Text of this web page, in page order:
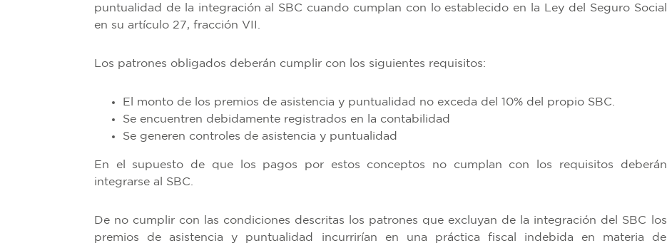
puntualidad de la integración al SBC cuando cumplan con lo establecido en la Ley del Seguro Social
en su artículo 27, fracción VII.
Los patrones obligados deberán cumplir con los siguientes requisitos:
El monto de los premios de asistencia y puntualidad no exceda del 10% del propio SBC.
Se encuentren debidamente registrados en la contabilidad
Se generen controles de asistencia y puntualidad
En el supuesto de que los pagos por estos conceptos no cumplan con los requisitos deberán
integrarse al SBC.
De no cumplir con las condiciones descritas los patrones que excluyan de la integración del SBC los
premios de asistencia y puntualidad incurrirían en una práctica fiscal indebida en materia de